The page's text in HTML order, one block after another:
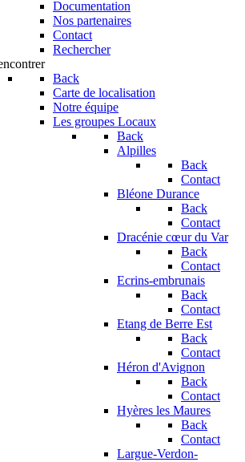
Documentation
Nos partenaires
Contact
Rechercher
Back
Carte de localisation
Notre équipe
Les groupes Locaux
Back
Alpilles
Back
Contact
Bléone Durance
Back
Contact
Dracénie cœur du Var
Back
Contact
Ecrins-embrunais
Back
Contact
Etang de Berre Est
Back
Contact
Héron d'Avignon
Back
Contact
Hyères les Maures
Back
Contact
Largue-Verdon-